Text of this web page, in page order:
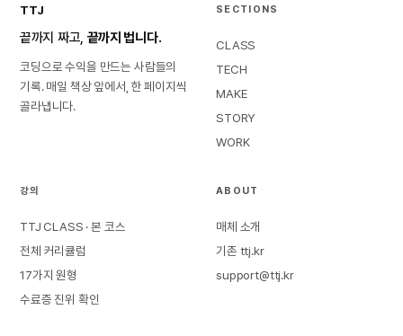
TTJ
끝까지 짜고, 끝까지 법니다.
코딩으로 수익을 만드는 사람들의
기록. 매일 책상 앞에서, 한 페이지씩
골라냅니다.
SECTIONS
CLASS
TECH
MAKE
STORY
WORK
강의
TTJ CLASS · 본 코스
전체 커리큘럼
17가지 원형
수료증 진위 확인
ABOUT
매체 소개
기존 ttj.kr
support@ttj.kr